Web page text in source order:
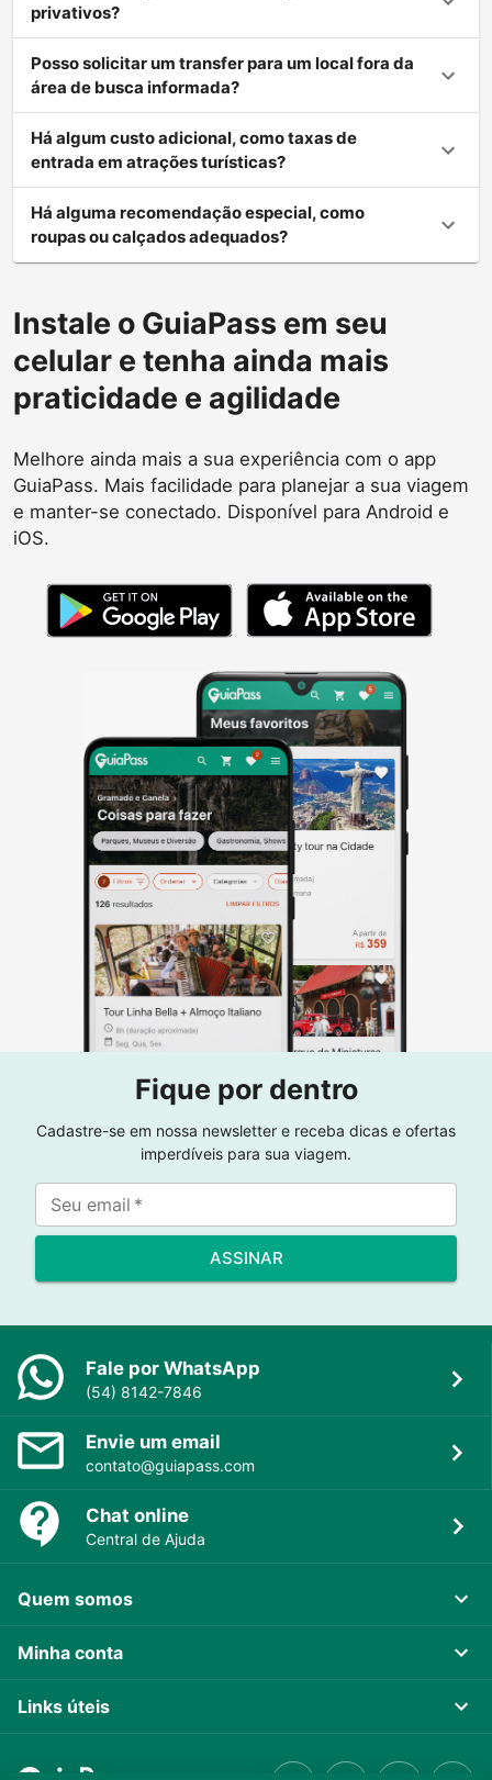
privativos?
Posso solicitar um transfer para um local fora da
área de busca informada?
Há algum custo adicional, como taxas de
entrada em atrações turísticas?
Há alguma recomendação especial, como
roupas ou calçados adequados?
Instale o GuiaPass em seu
celular e tenha ainda mais
praticidade e agilidade
Melhore ainda mais a sua experiência com o app
GuiaPass. Mais facilidade para planejar a sua viagem
e manter-se conectado. Disponível para Android e
iOS.
Fique por dentro
Cadastre-se em nossa newsletter e receba dicas e ofertas
imperdíveis para sua viagem.
Seu email *
ASSINAR
Fale por WhatsApp
(54) 8142-7846
Envie um email
contato@guiapass.com
Chat online
Central de Ajuda
Quem somos
Minha conta
Links úteis